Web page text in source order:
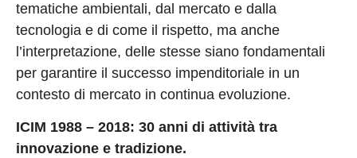
tematiche ambientali, dal mercato e dalla
tecnologia e di come il rispetto, ma anche
l’interpretazione, delle stesse siano fondamentali
per garantire il successo impenditoriale in un
contesto di mercato in continua evoluzione.
ICIM 1988 – 2018: 30 anni di attività tra
innovazione e tradizione.